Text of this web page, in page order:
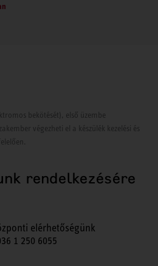
bekötését), első üzembe
végezheti el a készülék kezelési és
rendelkezésére
elérhetőségünk
1 250 6055